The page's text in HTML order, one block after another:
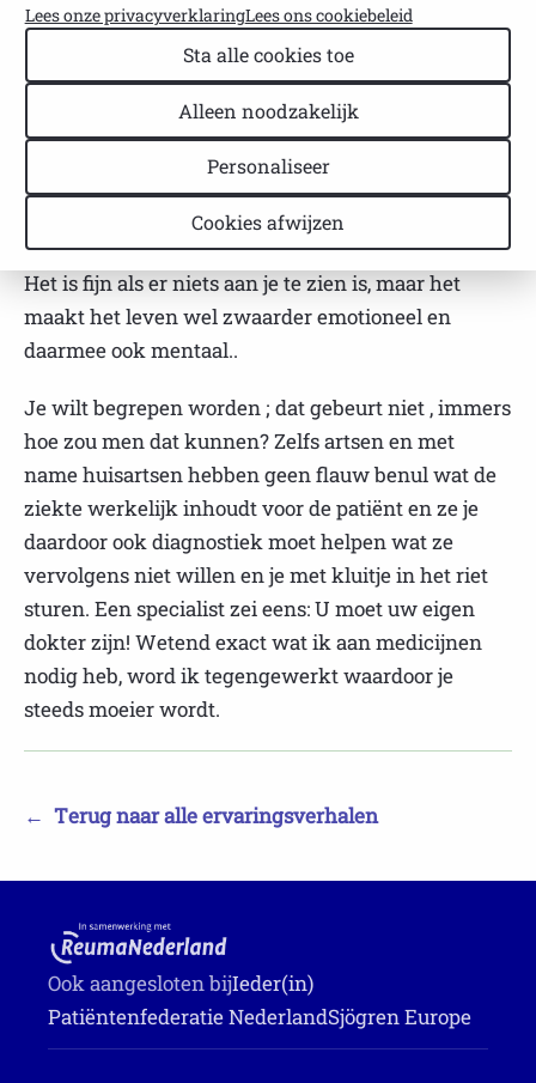
Mentale & emotionele impact: Wat
doet het met je hoofd, hart of
zelfbeeld? Hoe blijf je staande?
De impact van het hebben van Sjogren is groot,
zeker met nog meer aandoeningen zoals
polyartrose en DISH. De pijn en de vermoeidheid
zijn intens en het interesseert eigenlijk geen mens.
Het is fijn als er niets aan je te zien is, maar het
maakt het leven wel zwaarder emotioneel en
daarmee ook mentaal..
Je wilt begrepen worden ; dat gebeurt niet , immers
hoe zou men dat kunnen? Zelfs artsen en met
name huisartsen hebben geen flauw benul wat de
ziekte werkelijk inhoudt voor de patiënt en ze je
daardoor ook diagnostiek moet helpen wat ze
vervolgens niet willen en je met kluitje in het riet
sturen. Een specialist zei eens: U moet uw eigen
dokter zijn! Wetend exact wat ik aan medicijnen
nodig heb, word ik tegengewerkt waardoor je
steeds moeier wordt.
← Terug naar alle ervaringsverhalen
Ook aangesloten bijIeder(in)
Patiëntenfederatie NederlandSjögren Europe
Lees onze privacyverklaringLees ons cookiebeleid
Sta alle cookies toe
Alleen noodzakelijk
Personaliseer
Cookies afwijzen